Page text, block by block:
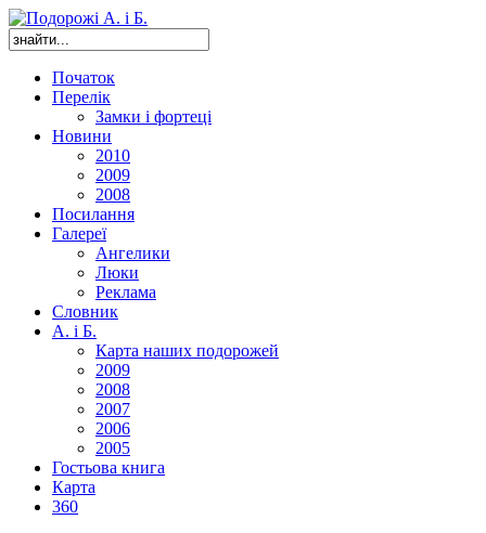
Початок
Перелік
Замки і фортеці
Новини
2010
2009
2008
Посилання
Галереї
Ангелики
Люки
Реклама
Словник
А. і Б.
Карта наших подорожей
2009
2008
2007
2006
2005
Гостьова книга
Карта
360